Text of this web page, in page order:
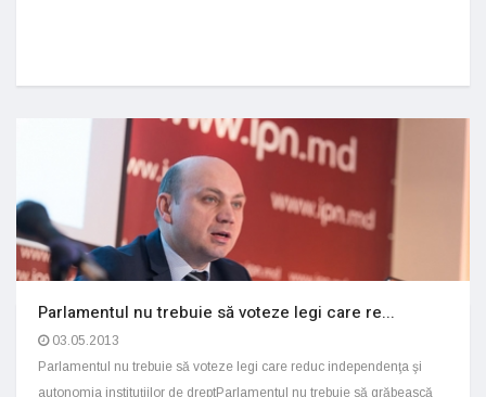
Parlamentul nu trebuie să voteze legi care re...
03.05.2013
Parlamentul nu trebuie să voteze legi care reduc independenţa şi
autonomia instituţiilor de dreptParlamentul nu trebuie să grăbească